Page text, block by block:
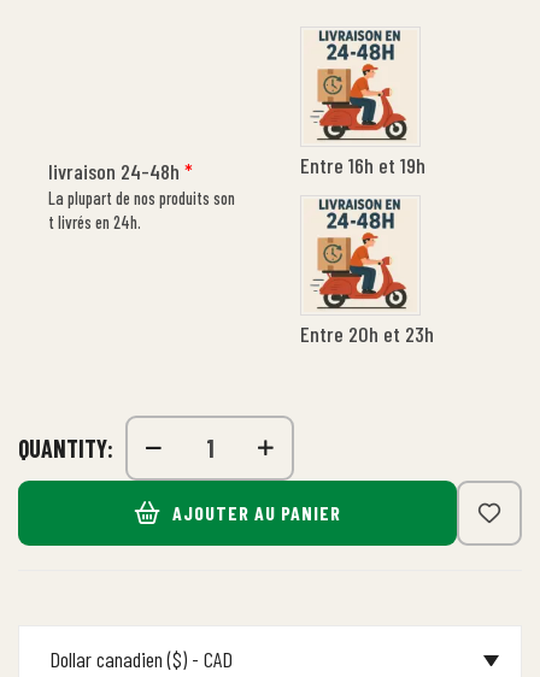
livraison 24-48h*
La plupart de nos produits son
t livrés en 24h.
Entre 16h et 19h
Entre 20h et 23h
QUANTITY:
AJOUTER AU PANIER
Dollar canadien ($) - CAD